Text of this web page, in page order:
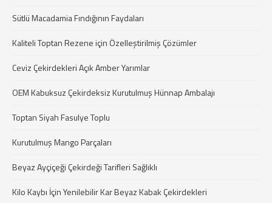
Sütlü Macadamia Fındığının Faydaları
Kaliteli Toptan Rezene için Özelleştirilmiş Çözümler
Ceviz Çekirdekleri Açık Amber Yarımlar
OEM Kabuksuz Çekirdeksiz Kurutulmuş Hünnap Ambalajı
Toptan Siyah Fasulye Toplu
Kurutulmuş Mango Parçaları
Beyaz Ayçiçeği Çekirdeği Tarifleri Sağlıklı
Kilo Kaybı İçin Yenilebilir Kar Beyaz Kabak Çekirdekleri